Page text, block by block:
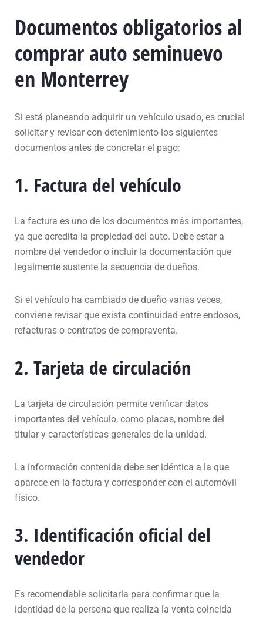
Documentos obligatorios al
comprar auto seminuevo
en Monterrey
Si está planeando adquirir un vehículo usado, es crucial
solicitar y revisar con detenimiento los siguientes
documentos antes de concretar el pago:
1. Factura del vehículo
La factura es uno de los documentos más importantes,
ya que acredita la propiedad del auto. Debe estar a
nombre del vendedor o incluir la documentación que
legalmente sustente la secuencia de dueños.
Si el vehículo ha cambiado de dueño varias veces,
conviene revisar que exista continuidad entre endosos,
refacturas o contratos de compraventa.
2. Tarjeta de circulación
La tarjeta de circulación permite verificar datos
importantes del vehículo, como placas, nombre del
titular y características generales de la unidad.
La información contenida debe ser idéntica a la que
aparece en la factura y corresponder con el automóvil
físico.
3. Identificación oficial del
vendedor
Es recomendable solicitarla para confirmar que la
identidad de la persona que realiza la venta coincida